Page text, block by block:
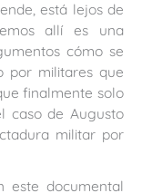
está lejos de
allí es una
cómo se
por militares que
finalmente solo
caso de Augusto
militar por
este documental